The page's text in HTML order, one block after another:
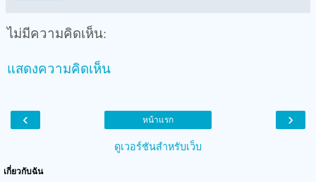
ไม่มีความคิดเห็น:
แสดงความคิดเห็น
‹ ›
หน้าแรก
ดูเวอร์ชันสำหรับเว็บ
เกี่ยวกับฉัน